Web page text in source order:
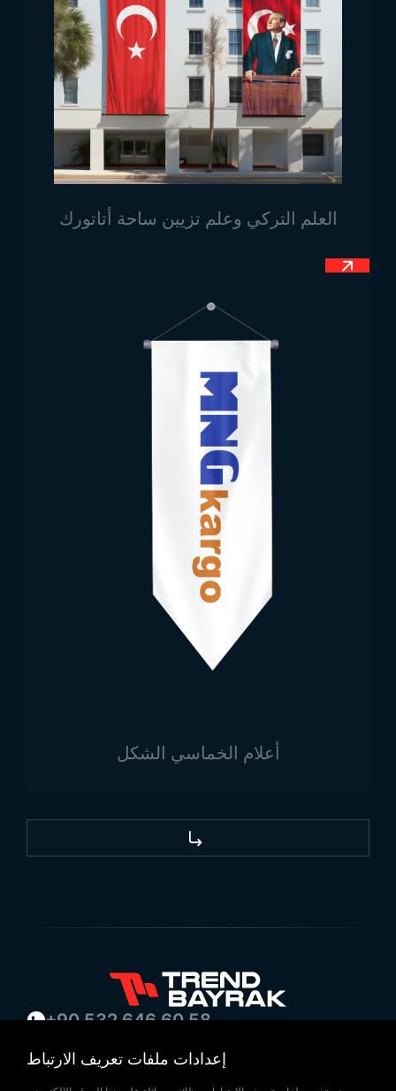
احتياجاتكم، يمكنكم التواصل مع Trend Bayrak.
زورونا على خرائط Google!
العلم التركي وعلم تزيين ساحة أتاتورك
أعلام الخماسي الشكل
+90 532 646 60 58
+90 532 577 60 57
إعدادات ملفات تعريف الارتباط